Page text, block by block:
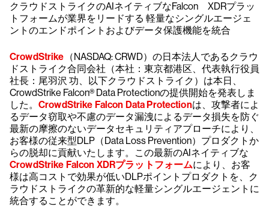
クラウドストライクのAIネイティブなFalcon XDRプラッ
トフォームが業界をリードする 軽量なシングルエージェ
ントのエンドポイントおよびデータ保護機能を統合
CrowdStrike （NASDAQ: CRWD）の日本法人であるクラウ
ドストライク合同会社（本社：東京都港区、代表執行役員
社長：尾羽沢 功、以下クラウドストライク）は本日、
CrowdStrike Falcon® Data Protectionの提供開始を発表しま
した。 CrowdStrike Falcon Data Protectionは、攻撃者によ
るデータ窃取や不慮のデータ漏洩によるデータ損失を防ぐ
最新の摩擦のないデータセキュリティアプローチにより、
お客様の従来型DLP（Data Loss Prevention）プロダクトか
らの脱却に貢献いたします。この最新のAIネイティブな
CrowdStrike Falcon XDRプラットフォームにより、お客
様は高コストで効果が低いDLPポイントプロダクトを、ク
ラウドストライクの革新的な軽量シングルエージェントに
統合することができます。